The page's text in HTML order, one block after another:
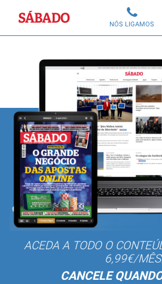
Sábado
NÓS LIGAMOS
ACEDA A TODO O
6,99€/MÊS.
CANCELE